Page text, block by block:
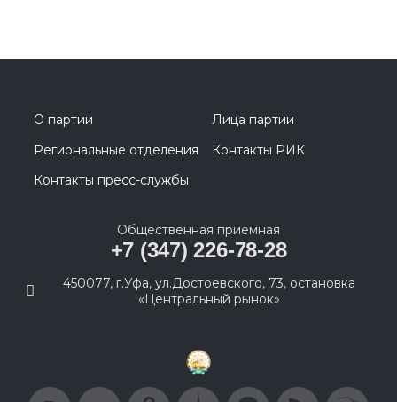
О партии
Лица партии
Региональные отделения
Контакты РИК
Контакты пресс-службы
Общественная приемная
+7 (347) 226-78-28
450077, г.Уфа, ул.Достоевского, 73, остановка
«Центральный рынок»